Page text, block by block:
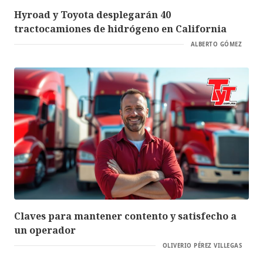
Hyroad y Toyota desplegarán 40
tractocamiones de hidrógeno en California
ALBERTO GÓMEZ
Claves para mantener contento y satisfecho a
un operador
OLIVERIO PÉREZ VILLEGAS